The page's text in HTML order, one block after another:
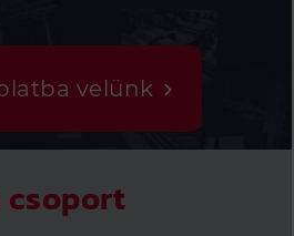
velünk
csoport